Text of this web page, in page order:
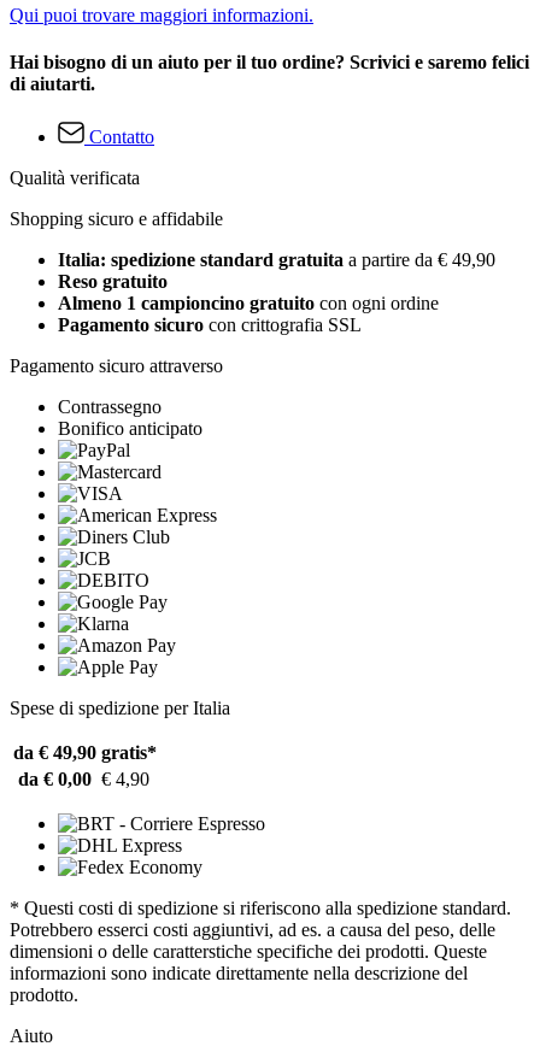
Qui puoi trovare maggiori informazioni.
Hai bisogno di un aiuto per il tuo ordine? Scrivici e saremo felici
di aiutarti.
Contatto
Qualità verificata
Shopping sicuro e affidabile
Italia: spedizione standard gratuita a partire da € 49,90
Reso gratuito
Almeno 1 campioncino gratuito con ogni ordine
Pagamento sicuro con crittografia SSL
Pagamento sicuro attraverso
Contrassegno
Bonifico anticipato
Spese di spedizione per Italia
da € 49,90 gratis*
da € 0,00 € 4,90
* Questi costi di spedizione si riferiscono alla spedizione standard.
Potrebbero esserci costi aggiuntivi, ad es. a causa del peso, delle
dimensioni o delle caratterstiche specifiche dei prodotti. Queste
informazioni sono indicate direttamente nella descrizione del
prodotto.
Aiuto